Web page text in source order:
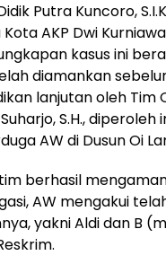
Putra Kuncoro,
AKP Dwi Kurniawan
kasus ini
diamankan
lanjutan oleh Tim
S.H., diperoleh
AW di Dusun Oi
berhasil
AW mengakui
yakni Aldi dan B